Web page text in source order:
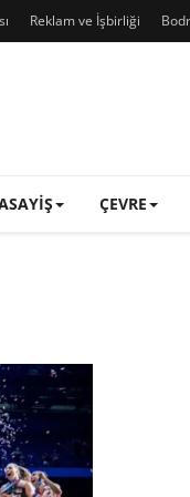
Reklam ve İşbirliği
ÇEVRE